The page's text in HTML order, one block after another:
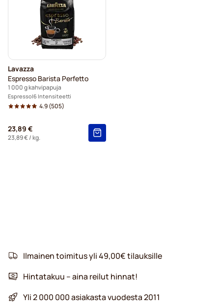
Lavazza
Espresso Barista Perfetto
1 000 g kahvipapuja
Espresso 6 Intensiteetti
4.9(505)
23,89 €
23,89 €/ kg.
Ilmainen toimitus yli 49,00€ tilauksille
Hintatakuu – aina reilut hinnat!
Yli 2 000 000 asiakasta vuodesta 2011